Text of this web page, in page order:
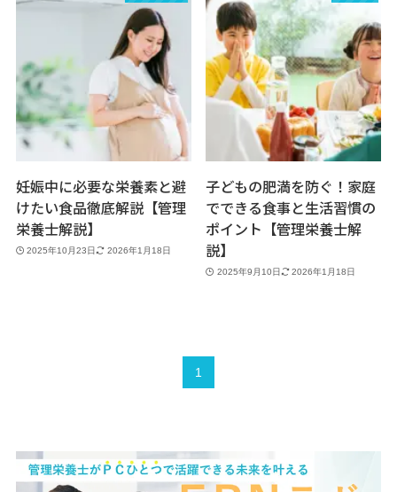
妊娠中に必要な栄養素と避
けたい食品徹底解説【管理
栄養士解説】
2025年10月23日 2026年1月18日
子どもの肥満を防ぐ！家庭
でできる食事と生活習慣の
ポイント【管理栄養士解
説】
2025年9月10日 2026年1月18日
1